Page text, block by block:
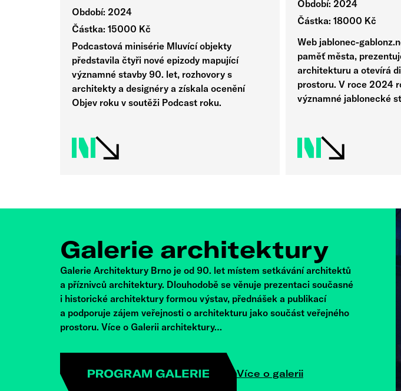
Období: 2024
Částka: 15000 Kč
Podcastová minisérie Mluvící objekty
představila čtyři nové epizody mapující
významné stavby 90. let, rozhovory s
architekty a designéry a získala ocenění
Objev roku v soutěži Podcast roku.
Období: 2024
Částka: 18000 Kč
Web jablonec-
paměť města,
architekturu a otevírá
prostoru. V roce 2024
významné jablonecké
Galerie architektury
Galerie Architektury Brno je od 90. let místem setkávání architektů
a příznivců architektury. Dlouhodobě se věnuje prezentaci současné
i historické architektury formou výstav, přednášek a publikací
a podporuje zájem veřejnosti o architekturu jako součást veřejného
prostoru. Více o Galerii architektury…
Více o galerii